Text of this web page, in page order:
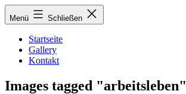
Zum
Inhalt
Menü Schließen
Startseite
Gallery
Kontakt
Images tagged "arbeitsleben"